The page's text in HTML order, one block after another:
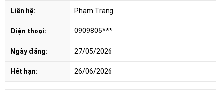
Liên hệ: Phạm Trang
Điện thoại: 0909805***
Ngày đăng: 27/05/2026
Hết hạn: 26/06/2026